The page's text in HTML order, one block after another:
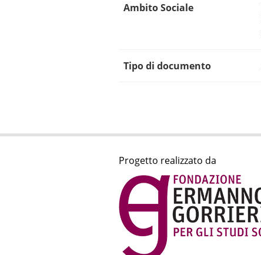
Ambito Sociale
Tipo di documento
Progetto realizzato da